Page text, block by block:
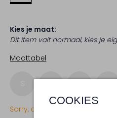
COOKIES
Kies je maat:
Dit item valt normaal, kies je
Maattabel
Sorry, dit item is momenteel